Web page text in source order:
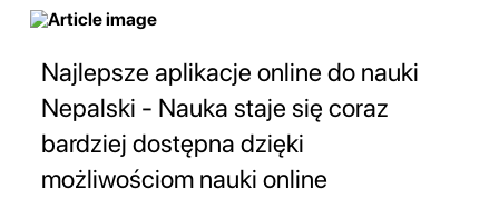
Najlepsze aplikacje online do nauki
Nepalski - Nauka staje się coraz
bardziej dostępna dzięki
możliwościom nauki online